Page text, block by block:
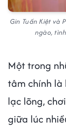
Gin Tuấn Kiệt và
ngào,
Một trong
tâm chính là
lạc lõng,
giữa lúc